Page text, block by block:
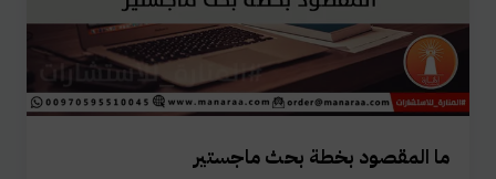
ما المقصود بخطة بحث ماجستير